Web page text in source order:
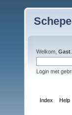
Welkom, Gast
Login met
Index Help